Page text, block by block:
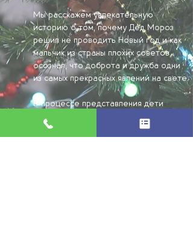
Мы расскажем увлекательную
историю о том, почему Дед Мороз
решил не проводить Новый год и как
мальчик из страны плохих советов
осознал, что доброта и дружба одни
из самых прекрасных явлений на свете.
В процессе представления дети
являются полноценными участниками
повествования.